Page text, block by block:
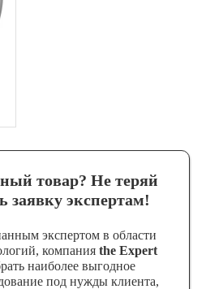
товар? Не теряй
заявку экспертам!
экспертом в области
компания the Expert
наиболее выгодное
под нужды клиента,